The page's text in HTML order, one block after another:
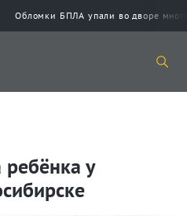
Обломки БПЛА упали во дворе
у